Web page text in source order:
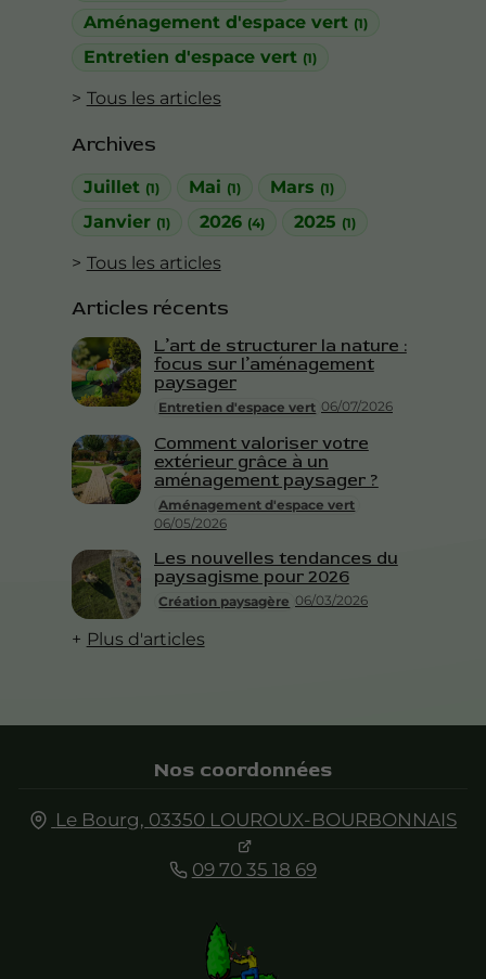
Aménagement d'espace vert (1)
Entretien d'espace vert (1)
Tous les articles
Archives
Juillet (1) Mai (1) Mars (1)
Janvier (1) 2026 (4) 2025 (1)
Tous les articles
Articles récents
Entretien d'espace vert 06/07/2026
L’art de structurer la nature :
focus sur l’aménagement
paysager
Aménagement d'espace vert
06/05/2026
Comment valoriser votre
extérieur grâce à un
aménagement paysager ?
Création paysagère 06/03/2026
Les nouvelles tendances du
paysagisme pour 2026
Plus d'articles
Nos coordonnées
Le Bourg, 03350 LOUROUX-BOURBONNAIS
09 70 35 18 69